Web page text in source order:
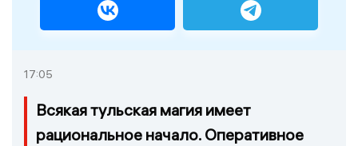
17:05
Всякая тульская магия имеет
рациональное начало. Оперативное